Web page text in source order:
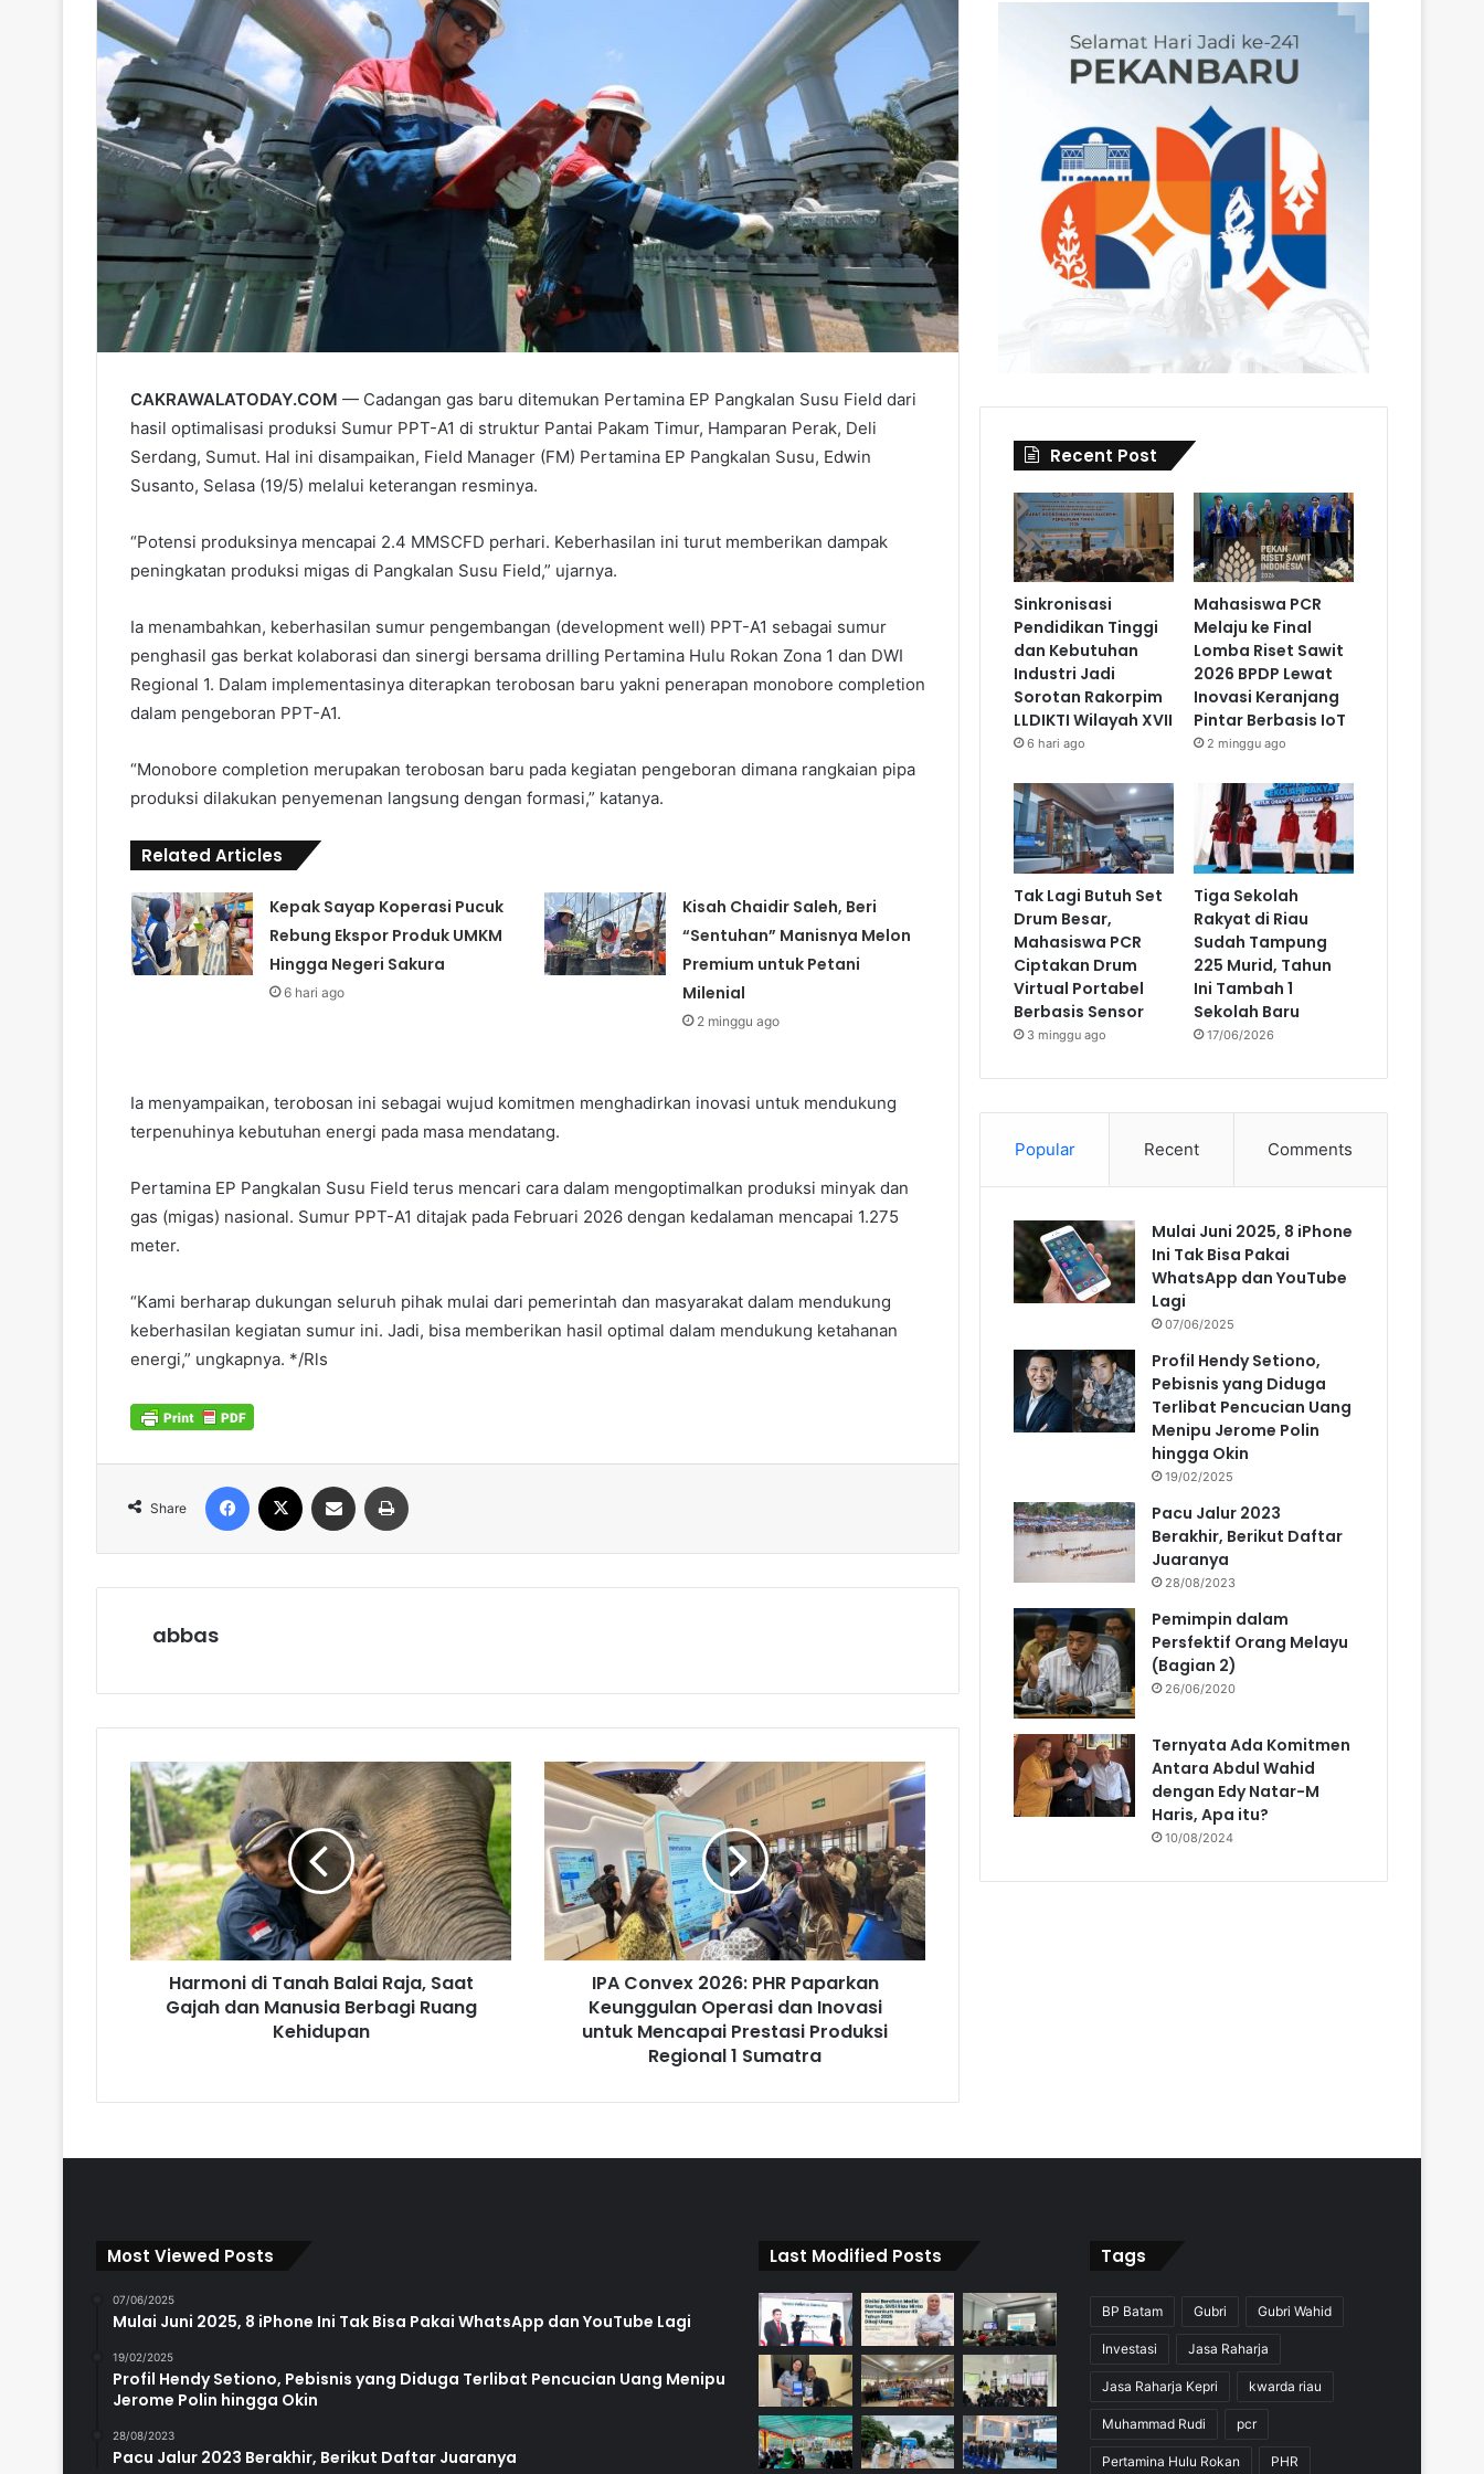
CAKRAWALATODAY.COM — Cadangan gas baru ditemukan Pertamina EP Pangkalan Susu Field dari
hasil optimalisasi produksi Sumur PPT-A1 di struktur Pantai Pakam Timur, Hamparan Perak, Deli
Serdang, Sumut. Hal ini disampaikan, Field Manager (FM) Pertamina EP Pangkalan Susu, Edwin
Susanto, Selasa (19/5) melalui keterangan resminya.
“Potensi produksinya mencapai 2.4 MMSCFD perhari. Keberhasilan ini turut memberikan dampak
peningkatan produksi migas di Pangkalan Susu Field,” ujarnya.
Ia menambahkan, keberhasilan sumur pengembangan (development well) PPT-A1 sebagai sumur
penghasil gas berkat kolaborasi dan sinergi bersama drilling Pertamina Hulu Rokan Zona 1 dan DWI
Regional 1. Dalam implementasinya diterapkan terobosan baru yakni penerapan monobore completion
dalam pengeboran PPT-A1.
“Monobore completion merupakan terobosan baru pada kegiatan pengeboran dimana rangkaian pipa
produksi dilakukan penyemenan langsung dengan formasi,” katanya.
Related Articles
Kepak Sayap Koperasi Pucuk
Rebung Ekspor Produk UMKM
Hingga Negeri Sakura
6 hari ago
Kisah Chaidir Saleh, Beri
“Sentuhan” Manisnya Melon
Premium untuk Petani
Milenial
2 minggu ago
Ia menyampaikan, terobosan ini sebagai wujud komitmen menghadirkan inovasi untuk mendukung
terpenuhinya kebutuhan energi pada masa mendatang.
Pertamina EP Pangkalan Susu Field terus mencari cara dalam mengoptimalkan produksi minyak dan
gas (migas) nasional. Sumur PPT-A1 ditajak pada Februari 2026 dengan kedalaman mencapai 1.275
meter.
“Kami berharap dukungan seluruh pihak mulai dari pemerintah dan masyarakat dalam mendukung
keberhasilan kegiatan sumur ini. Jadi, bisa memberikan hasil optimal dalam mendukung ketahanan
energi,” ungkapnya. */Rls
Share
abbas
Harmoni di Tanah Balai Raja, Saat
Gajah dan Manusia Berbagi Ruang
Kehidupan
IPA Convex 2026: PHR Paparkan
Keunggulan Operasi dan Inovasi
untuk Mencapai Prestasi Produksi
Regional 1 Sumatra
Recent Post
Sinkronisasi
Pendidikan Tinggi
dan Kebutuhan
Industri Jadi
Sorotan Rakorpim
LLDIKTI Wilayah XVII
6 hari ago
Mahasiswa PCR
Melaju ke Final
Lomba Riset Sawit
2026 BPDP Lewat
Inovasi Keranjang
Pintar Berbasis IoT
2 minggu ago
Tak Lagi Butuh Set
Drum Besar,
Mahasiswa PCR
Ciptakan Drum
Virtual Portabel
Berbasis Sensor
3 minggu ago
Tiga Sekolah
Rakyat di Riau
Sudah Tampung
225 Murid, Tahun
Ini Tambah 1
Sekolah Baru
17/06/2026
Popular Recent Comments
Mulai Juni 2025, 8 iPhone
Ini Tak Bisa Pakai
WhatsApp dan YouTube
Lagi
07/06/2025
Profil Hendy Setiono,
Pebisnis yang Diduga
Terlibat Pencucian Uang
Menipu Jerome Polin
hingga Okin
19/02/2025
Pacu Jalur 2023
Berakhir, Berikut Daftar
Juaranya
28/08/2023
Pemimpin dalam
Persfektif Orang Melayu
(Bagian 2)
26/06/2020
Ternyata Ada Komitmen
Antara Abdul Wahid
dengan Edy Natar-M
Haris, Apa itu?
10/08/2024
Most Viewed Posts
07/06/2025
Mulai Juni 2025, 8 iPhone Ini Tak Bisa Pakai WhatsApp dan YouTube Lagi
19/02/2025
Profil Hendy Setiono, Pebisnis yang Diduga Terlibat Pencucian Uang Menipu
Jerome Polin hingga Okin
28/08/2023
Pacu Jalur 2023 Berakhir, Berikut Daftar Juaranya
Last Modified Posts Tags
BP Batam Gubri Gubri Wahid
Investasi Jasa Raharja
Jasa Raharja Kepri kwarda riau
Muhammad Rudi pcr
Pertamina Hulu Rokan PHR